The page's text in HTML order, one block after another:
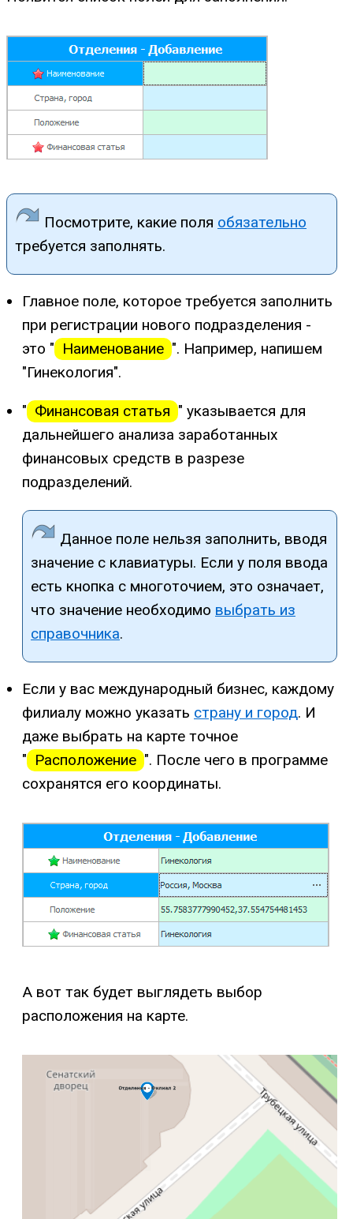
Посмотрите, какие поля обязательно
требуется заполнять.
Главное поле, которое требуется заполнить
при регистрации нового подразделения -
это " Наименование ". Например, напишем
"Гинекология".
" Финансовая статья " указывается для
дальнейшего анализа заработанных
финансовых средств в разрезе
подразделений.
Данное поле нельзя заполнить, вводя
значение с клавиатуры. Если у поля ввода
есть кнопка с многоточием, это означает,
что значение необходимо выбрать из
справочника.
Если у вас международный бизнес, каждому
филиалу можно указать страну и город. И
даже выбрать на карте точное
" Расположение ". После чего в программе
сохранятся его координаты.
А вот так будет выглядеть выбор
расположения на карте.